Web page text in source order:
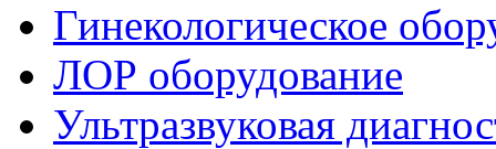
Гинекологическое
ЛОР оборудование
Ультразвуковая